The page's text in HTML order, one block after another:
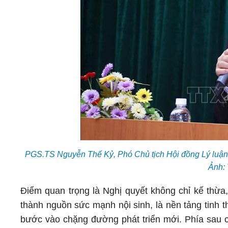
PGS.TS Nguyễn Thế Kỷ, Phó Chủ tịch Hội đồng Lý
Ảnh:
Điểm quan trọng là Nghị quyết không chỉ kế
thành nguồn sức mạnh nội sinh, là nền tảng
bước vào chặng đường phát triển mới. Phía sau